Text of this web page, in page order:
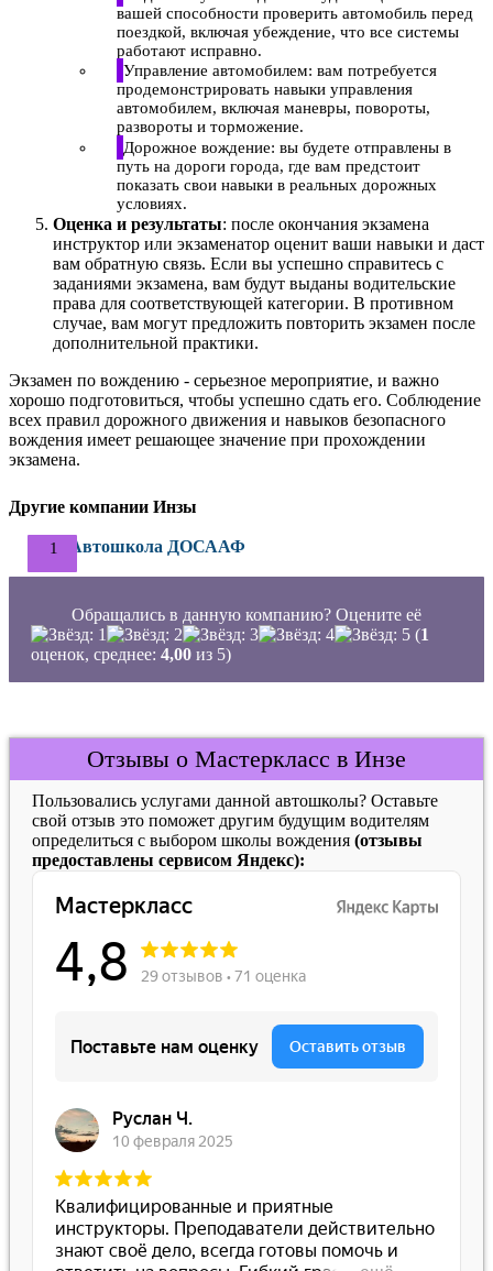
вашей способности проверить автомобиль перед
поездкой, включая убеждение, что все системы
работают исправно.
Управление автомобилем: вам потребуется
продемонстрировать навыки управления
автомобилем, включая маневры, повороты,
развороты и торможение.
Дорожное вождение: вы будете отправлены в
путь на дороги города, где вам предстоит
показать свои навыки в реальных дорожных
условиях.
Оценка и результаты: после окончания экзамена
инструктор или экзаменатор оценит ваши навыки и даст
вам обратную связь. Если вы успешно справитесь с
заданиями экзамена, вам будут выданы водительские
права для соответствующей категории. В противном
случае, вам могут предложить повторить экзамен после
дополнительной практики.
Экзамен по вождению - серьезное мероприятие, и важно
хорошо подготовиться, чтобы успешно сдать его. Соблюдение
всех правил дорожного движения и навыков безопасного
вождения имеет решающее значение при прохождении
экзамена.
Другие компании Инзы
Автошкола ДОСААФ
Обращались в данную компанию? Оцените её
(1
оценок, среднее: 4,00 из 5)
Отзывы о Мастеркласс в Инзе
Пользовались услугами данной автошколы? Оставьте
свой отзыв это поможет другим будущим водителям
определиться с выбором школы вождения (отзывы
предоставлены сервисом Яндекс):